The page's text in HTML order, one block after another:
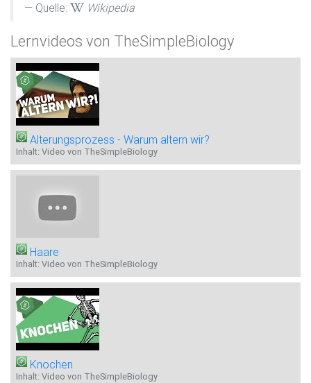
Quelle: Wikipedia
Lernvideos von TheSimpleBiology
Alterungsprozess - Warum altern wir?
Inhalt: Video von TheSimpleBiology
Haare
Inhalt: Video von TheSimpleBiology
Knochen
Inhalt: Video von TheSimpleBiology